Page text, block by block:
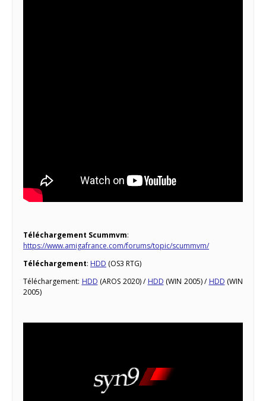
Téléchargement Scummvm:
https://www.amigafrance.com/forums/topic/scummvm/
Téléchargement: HDD (OS3 RTG)
Téléchargement: HDD (AROS 2020) / HDD (WIN 2005) / HDD (WIN
2005)